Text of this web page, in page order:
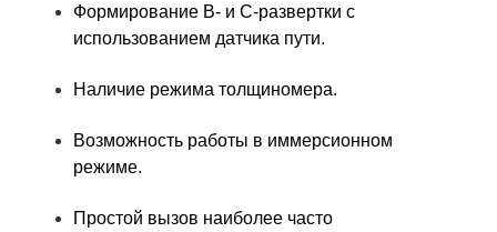
Формирование В- и С-развертки с
использованием датчика пути.
Наличие режима толщиномера.
Возможность работы в иммерсионном
режиме.
Простой вызов наиболее часто